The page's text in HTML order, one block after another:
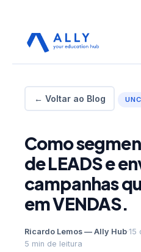
← Voltar ao Blog
Como
de LEADS e
campanhas
em VENDAS.
Ricardo Lemos — Ally Hub·15
5 min de leitura